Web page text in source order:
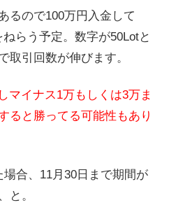
るので100万円入金して
らう予定。数字が50Lotと
取引回数が伸びます。
マイナス1万もしくは3万ま
ると勝ってる可能性もあり
合、11月30日まで期間が
と。